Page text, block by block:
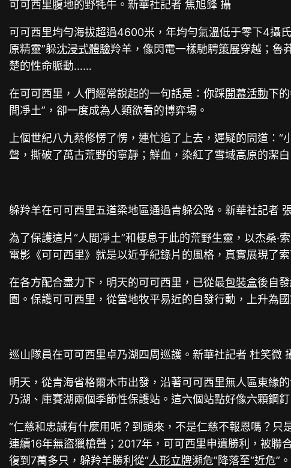
可可西里腹地的野牦牛。新華社記者 焦旭鋒 攝
可可西里均勻海拔超過4600米，年均勻氣溫低于零下4攝
原精靈”躲沈浸式體驗羚羊，像閃電一樣馳騁策展穿越；魯
楚的性命脈動……
在可可西里，人們經常說起的一句話是：你踩開幕活動下
間凈土”，卻一度成為人類欲看的博弈場。
上個世紀八九蔡修愣了愣，連忙追了上去，遲疑的問道：
聲，撕破了萬古荒野的寧靜；鮮血，染紅了雪域高原的潔
躲羚羊在可可西里五道梁地區通過青躲公路。新華社記者
為了保護這片“人間凈土”和棲息于此的荒野生靈，以杰桑
電影《可可西里》就是以近乎紀錄片的風格，真實展現了
在各方配合盡力下，明天的可可西里，已從最包裝盒後自
園。保護可可西里，從當地牧平易近的自發行動，上升為
巡山隊員在可可西里卓乃湖四周巡護。新華社記者 杜笑微
明天，從青海省格爾木市出發，沿著可可西里無人區東緣
乃湖、庫賽湖兩個季節性保護站。這六個站點好像六顆鋼
“仁慈和忠誠有什麼用呢？到頭來，不是仁慈不報恩嗎？
連續16年無盜獵槍聲；2017年，可可西里申遺勝利，被聯
復到7萬多只，躲羚羊勝利從“人形立牌瀕危”降落至“近危”。